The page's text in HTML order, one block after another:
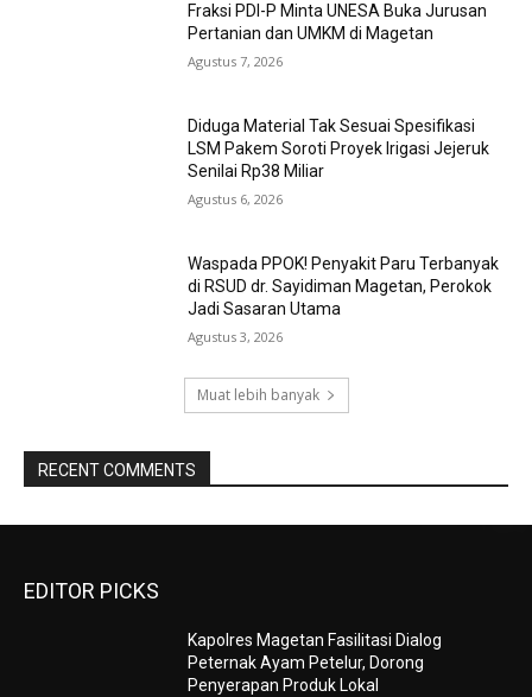
Fraksi PDI-P Minta UNESA Buka Jurusan
Pertanian dan UMKM di Magetan
Agustus 7, 2026
Diduga Material Tak Sesuai Spesifikasi
LSM Pakem Soroti Proyek Irigasi Jejeruk
Senilai Rp38 Miliar
Agustus 6, 2026
Waspada PPOK! Penyakit Paru Terbanyak
di RSUD dr. Sayidiman Magetan, Perokok
Jadi Sasaran Utama
Agustus 3, 2026
Muat lebih banyak
RECENT COMMENTS
EDITOR PICKS
Kapolres Magetan Fasilitasi Dialog
Peternak Ayam Petelur, Dorong
Penyerapan Produk Lokal